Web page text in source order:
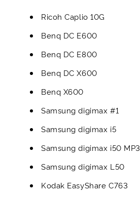
Ricoh Caplio 10G
Benq DC E600
Benq DC E800
Benq DC X600
Benq X600
Samsung digimax #1
Samsung digimax i5
Samsung digimax i50 MP3
Samsung digimax L50
Kodak EasyShare C763